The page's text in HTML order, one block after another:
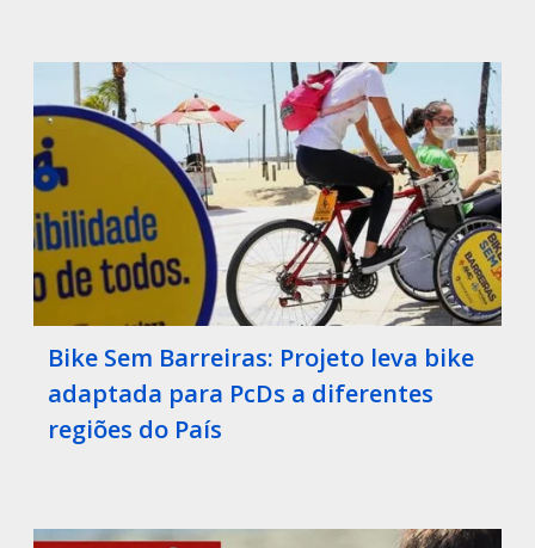
Bike Sem Barreiras: Projeto leva bike
adaptada para PcDs a diferentes
regiões do País